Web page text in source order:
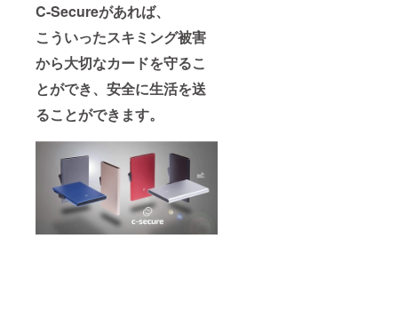
C-Secureがあれば、
こういったスキミング被害
から大切なカードを守るこ
とができ、安全に生活を送
ることができます。